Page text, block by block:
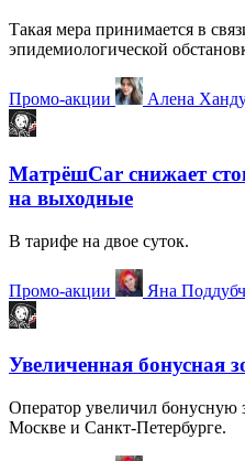
Такая мера принимается в
эпидемиологической
Промо-акции Алена
МатрёшCar снижает
на выходные
В тарифе на двое суток.
Промо-акции Яна
Увеличенная бонусная
Оператор увеличил бонусную
Москве и Санкт-Петербурге.